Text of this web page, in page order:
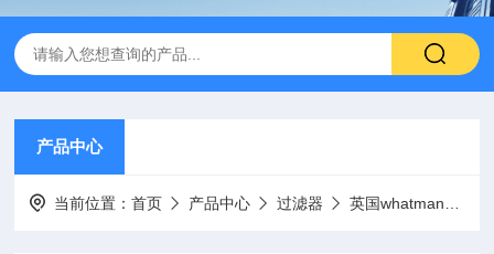
产品中心
当前位置：首页 产品中心 过滤器 英国whatman过滤纸、过滤膜